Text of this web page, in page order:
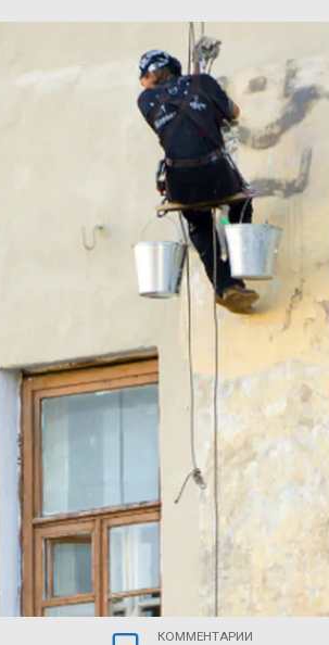
КОММЕНТАРИИ